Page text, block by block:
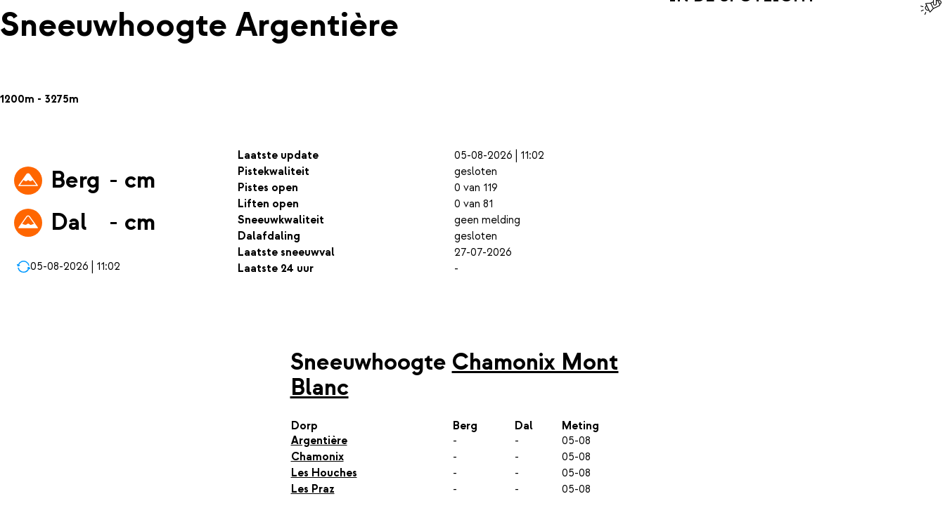
Sneeuwhoogte Argentière
1200m - 3275m
Berg - cm
Dal
- cm
05-08-2026 | 11:02
Laatste update
05-08-2026 | 11:02
Pistekwaliteit
gesloten
Pistes open
0 van 119
Liften open
0 van 81
Sneeuwkwaliteit
geen melding
Dalafdaling
gesloten
Laatste sneeuwval
27-07-2026
Laatste 24 uur
-
Sneeuwhoogte Chamonix Mont
Blanc
Dorp Berg Dal
Meting
Argentière
- -
05-08
Chamonix
- -
05-08
Les Houches
- -
05-08
Les Praz
- - 05-08